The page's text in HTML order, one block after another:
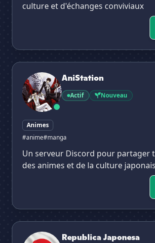
culture et d'échanges conviviaux
AniStation
AniStation
Actif Nouveau
Animes
#anime#manga
Un serveur Discord pour partager
des animes et de la culture
Republica Japonesa
Republica Japonesa